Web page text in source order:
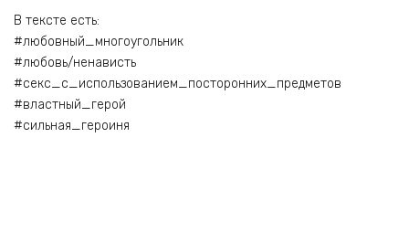
В тексте есть:
#любовный_многоугольник
#любовь/ненависть
#секс_с_использованием_посторонних_предметов
#властный_герой
#сильная_героиня